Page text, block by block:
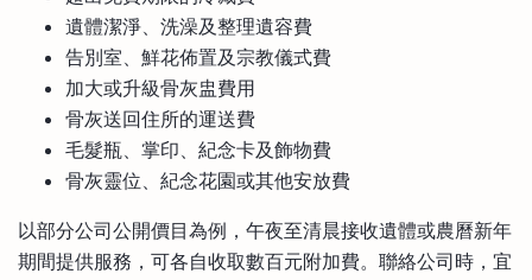
遺體潔淨、洗澡及整理遺容費
告別室、鮮花佈置及宗教儀式費
加大或升級骨灰盅費用
骨灰送回住所的運送費
毛髮瓶、掌印、紀念卡及飾物費
骨灰靈位、紀念花園或其他安放費
以部分公司公開價目為例，午夜至清晨接收遺體或農曆新年
期間提供服務，可各自收取數百元附加費。聯絡公司時，宜